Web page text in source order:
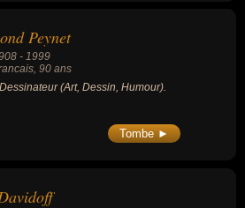
Peynet
- 1999
, 90 ans
(Art, Dessin, Humour).
Tombe ►